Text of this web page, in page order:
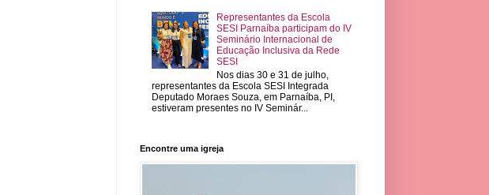
Representantes da Escola
SESI Parnaíba participam do IV
Seminário Internacional de
Educação Inclusiva da Rede
SESI
Nos dias 30 e 31 de julho,
representantes da Escola SESI Integrada
Deputado Moraes Souza, em Parnaíba, PI,
estiveram presentes no IV Seminár...
Encontre uma igreja